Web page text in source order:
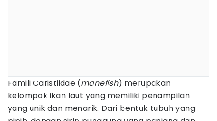
Famili Caristiidae (manefish) merupakan
kelompok ikan laut yang memiliki penampilan
yang unik dan menarik. Dari bentuk tubuh yang